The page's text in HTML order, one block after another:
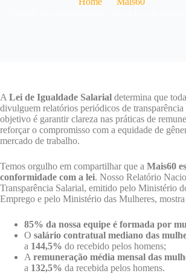
A Lei de Igualdade Salarial determina que
divulguem relatórios periódicos de transparência
objetivo é garantir clareza nas práticas de
reforçar o compromisso com a equidade de
mercado de trabalho.
Temos orgulho em compartilhar que a Mais60
conformidade com a lei. Nosso Relatório
Transparência Salarial, emitido pelo Ministério
Emprego e pelo Ministério das Mulheres, mostra
85% da nossa equipe é formada por
O salário contratual mediano das
a 144,5% do recebido pelos homens;
A remuneração média mensal das
a 132,5% da recebida pelos homens.